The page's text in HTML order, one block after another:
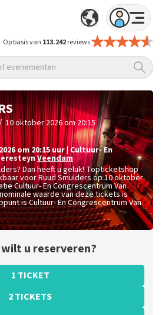
Op basis van 113.242reviews
evenementen
10 oktober 2026 om 20:15
om 20:15 uur Cultuur- En
Veendam
Dan heeft u geluk! Topticketshop
voor Ruud Smulders op 10 oktober
Cultuur- En Congrescentrum Van
waarde van deze tickets is
is Cultuur- En Congrescentrum Van
u reserveren?
1 TICKET
2 TICKETS